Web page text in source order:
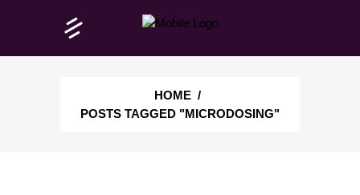
HOME /
POSTS TAGGED "MICRODOSING"